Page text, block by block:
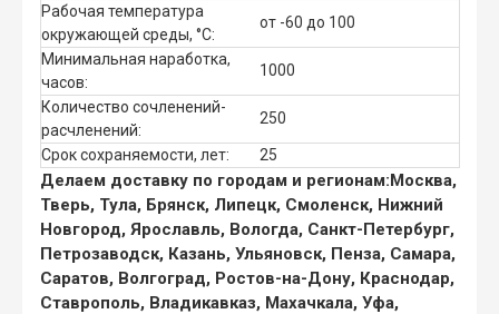
Рабочая температура
окружающей среды, °C:
от -60 до 100
Минимальная наработка,
часов:
1000
Количество сочленений-
расчленений:
250
Срок сохраняемости, лет: 25
Делаем доставку по городам и регионам:Москва,
Тверь, Тула, Брянск, Липецк, Смоленск, Нижний
Новгород, Ярославль, Вологда, Санкт-Петербург,
Петрозаводск, Казань, Ульяновск, Пенза, Самара,
Саратов, Волгоград, Ростов-на-Дону, Краснодар,
Ставрополь, Владикавказ, Махачкала, Уфа,